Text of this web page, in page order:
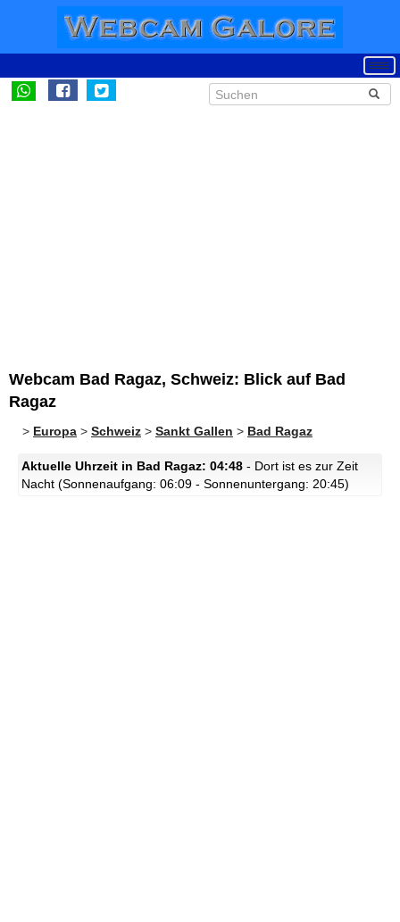
Webcam Bad Ragaz, Schweiz: Blick auf Bad
Ragaz
> Europa > Schweiz > Sankt Gallen > Bad Ragaz
Aktuelle Uhrzeit in Bad Ragaz: 04:48 - Dort ist es zur Zeit
Nacht (Sonnenaufgang: 06:09 - Sonnenuntergang: 20:45)